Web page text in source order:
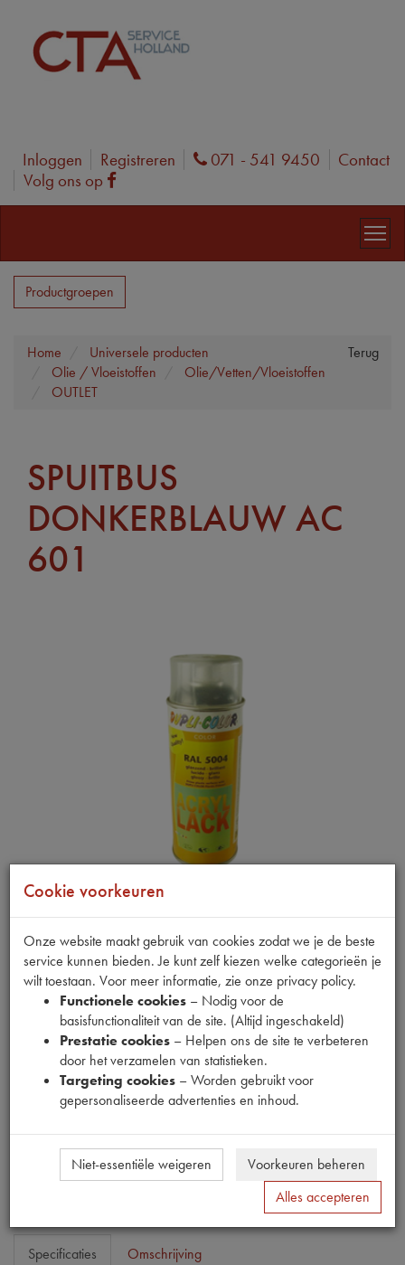
Inloggen Registreren Phone
071 - 541 9450
Contact
Volg ons op
Facebook
Productgroepen
Terug
Home
Universele producten
Olie / Vloeistoffen
Olie/Vetten/Vloeistoffen
OUTLET
SPUITBUS
DONKERBLAUW AC
601
Fabrikant
OUTLET
Productnummer
6910057
Normale prijs
48 51 (€40, 09excl. btw)
Uw prijs
Specificaties Omschrijving
Cookie voorkeuren
Onze website maakt gebruik van cookies zodat we je de beste
service kunnen bieden. Je kunt zelf kiezen welke categorieën je
wilt toestaan. Voor meer informatie, zie onze privacy policy.
Functionele cookies – Nodig voor de
basisfunctionaliteit van de site. (Altijd ingeschakeld)
Prestatie cookies – Helpen ons de site te verbeteren
door het verzamelen van statistieken.
Targeting cookies – Worden gebruikt voor
gepersonaliseerde advertenties en inhoud.
Niet-essentiële weigeren
Voorkeuren beheren
Alles accepteren